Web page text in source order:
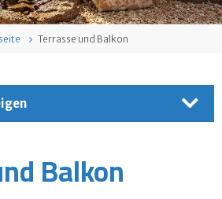
Terrasse und Balkon
Balkon